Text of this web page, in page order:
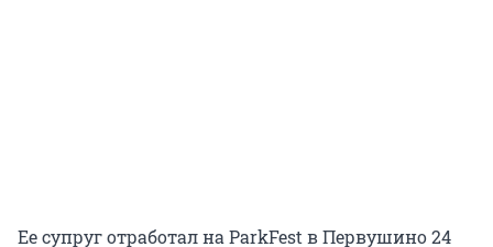
Ее супруг отработал на ParkFest в Первушино 24